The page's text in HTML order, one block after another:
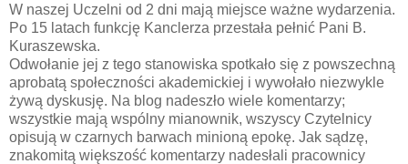
W naszej Uczelni od 2 dni mają miejsce ważne wydarzenia.
Po 15 latach funkcję Kanclerza przestała pełnić Pani B.
Kuraszewska.
Odwołanie jej z tego stanowiska spotkało się z powszechną
aprobatą społeczności akademickiej i wywołało niezwykle
żywą dyskusję. Na blog nadeszło wiele komentarzy;
wszystkie mają wspólny mianownik, wszyscy Czytelnicy
opisują w czarnych barwach minioną epokę. Jak sądzę,
znakomitą większość komentarzy nadesłali pracownicy